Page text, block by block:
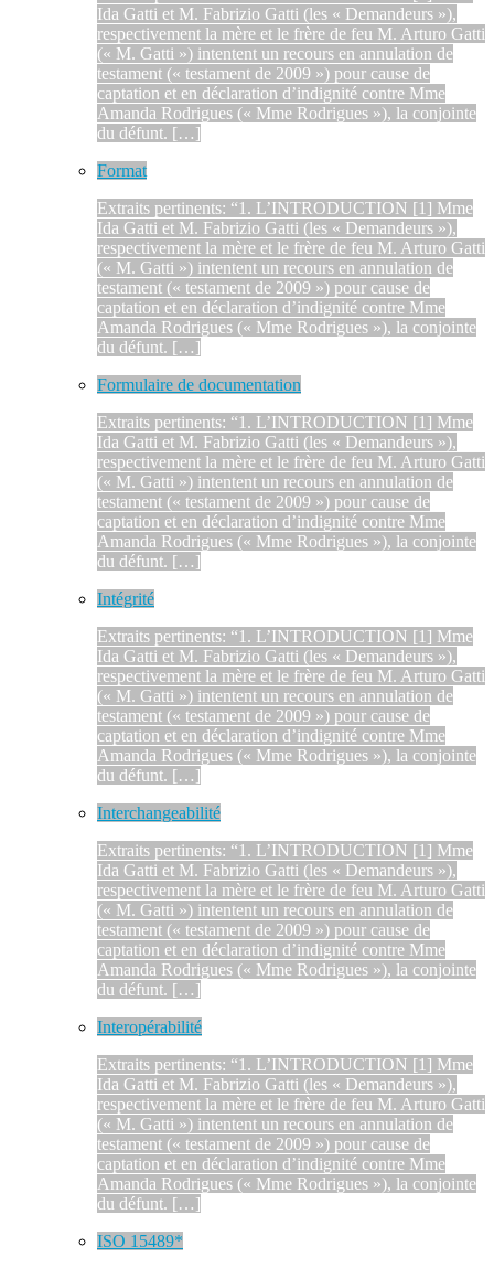
Ida Gatti et M. Fabrizio Gatti (les « Demandeurs »),
respectivement la mère et le frère de feu M. Arturo Gatti
(« M. Gatti ») intentent un recours en annulation de
testament (« testament de 2009 ») pour cause de
captation et en déclaration d’indignité contre Mme
Amanda Rodrigues (« Mme Rodrigues »), la conjointe
du défunt. […]
Format
Extraits pertinents: “1. L’INTRODUCTION [1] Mme
Ida Gatti et M. Fabrizio Gatti (les « Demandeurs »),
respectivement la mère et le frère de feu M. Arturo Gatti
(« M. Gatti ») intentent un recours en annulation de
testament (« testament de 2009 ») pour cause de
captation et en déclaration d’indignité contre Mme
Amanda Rodrigues (« Mme Rodrigues »), la conjointe
du défunt. […]
Formulaire de documentation
Extraits pertinents: “1. L’INTRODUCTION [1] Mme
Ida Gatti et M. Fabrizio Gatti (les « Demandeurs »),
respectivement la mère et le frère de feu M. Arturo Gatti
(« M. Gatti ») intentent un recours en annulation de
testament (« testament de 2009 ») pour cause de
captation et en déclaration d’indignité contre Mme
Amanda Rodrigues (« Mme Rodrigues »), la conjointe
du défunt. […]
Intégrité
Extraits pertinents: “1. L’INTRODUCTION [1] Mme
Ida Gatti et M. Fabrizio Gatti (les « Demandeurs »),
respectivement la mère et le frère de feu M. Arturo Gatti
(« M. Gatti ») intentent un recours en annulation de
testament (« testament de 2009 ») pour cause de
captation et en déclaration d’indignité contre Mme
Amanda Rodrigues (« Mme Rodrigues »), la conjointe
du défunt. […]
Interchangeabilité
Extraits pertinents: “1. L’INTRODUCTION [1] Mme
Ida Gatti et M. Fabrizio Gatti (les « Demandeurs »),
respectivement la mère et le frère de feu M. Arturo Gatti
(« M. Gatti ») intentent un recours en annulation de
testament (« testament de 2009 ») pour cause de
captation et en déclaration d’indignité contre Mme
Amanda Rodrigues (« Mme Rodrigues »), la conjointe
du défunt. […]
Interopérabilité
Extraits pertinents: “1. L’INTRODUCTION [1] Mme
Ida Gatti et M. Fabrizio Gatti (les « Demandeurs »),
respectivement la mère et le frère de feu M. Arturo Gatti
(« M. Gatti ») intentent un recours en annulation de
testament (« testament de 2009 ») pour cause de
captation et en déclaration d’indignité contre Mme
Amanda Rodrigues (« Mme Rodrigues »), la conjointe
du défunt. […]
ISO 15489*